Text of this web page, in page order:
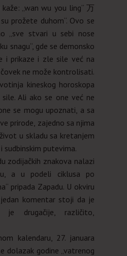
„wan wu you ling“ 万
prožete duhom“. Ovo se
„sve stvari u sebi nose
snagu“, gde se demonsko
i prikaze i zle sile već na
ne može kontrolisati.
kineskog horoskopa
Ali ako se one već ne
se mogu upoznati, a sa
prirode, zajedno sa njima
u skladu sa kretanjem
sudbinskim putevima.
zodijačkih znakova nalazi
a u podeli ciklusa po
pripada Zapadu. U okviru
komentar stoji da je
drugačije, različito,
kalendaru, 27. januara
dolazak godine „vatrenog